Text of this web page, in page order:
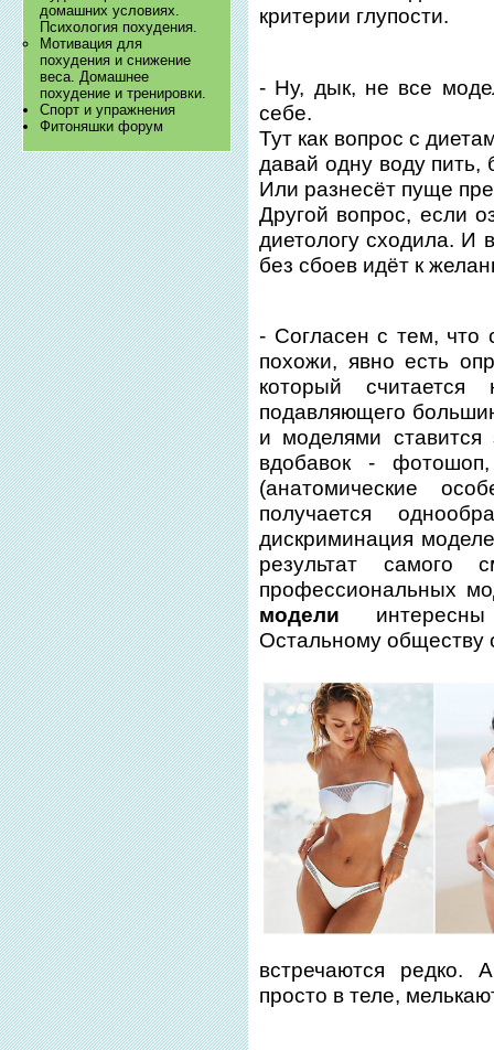
домашних условиях.
Психология похудения.
​Мотивация для
похудения и снижение
веса. Домашнее
похудение и тренировки.
Спорт и упражнения
Фитоняшки форум
критерии глупости.
- Ну, дык, не все
себе.
Тут как вопрос с
давай одну воду пить,
Или разнесёт пуще
Другой вопрос, если
диетологу сходила. И
без сбоев идёт к
- Согласен с тем, что
похожи, явно есть
который считается
подавляющего
и моделями
вдобавок -
(анатомические
получается
дискриминация
результат самого
профессиональных
модели
Остальному обществу
встречаются
просто в теле,